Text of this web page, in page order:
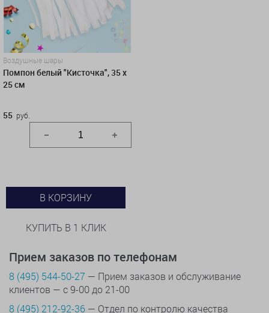
Воздушные шары
Помпон белый "Кисточка", 35 х
25 см
55 руб.
В КОРЗИНУ
КУПИТЬ В 1 КЛИК
Прием заказов по телефонам
8 (495) 544-50-27 — Прием заказов и обслуживание
клиентов — с 9-00 до 21-00
8 (495) 212-92-36 — Отдел по контролю качества